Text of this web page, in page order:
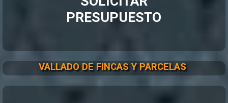
PRESUPUESTO
VALLADO DE FINCAS Y PARCELAS